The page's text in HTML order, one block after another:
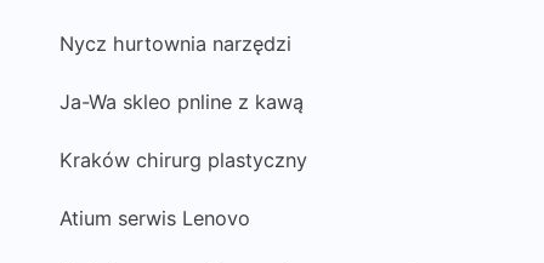
Nycz hurtownia narzędzi
Ja-Wa skleo pnline z kawą
Kraków chirurg plastyczny
Atium serwis Lenovo